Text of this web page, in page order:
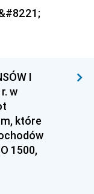
I
w
które
1500,